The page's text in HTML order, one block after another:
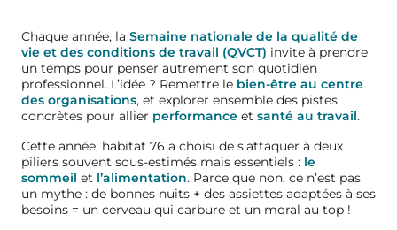
Chaque année, la Semaine nationale de la qualité de
vie et des conditions de travail (QVCT) invite à prendre
un temps pour penser autrement son quotidien
professionnel. L’idée ? Remettre le bien-être au centre
des organisations, et explorer ensemble des pistes
concrètes pour allier performance et santé au travail.
Cette année, habitat 76 a choisi de s’attaquer à deux
piliers souvent sous-estimés mais essentiels : le
sommeil et l’alimentation. Parce que non, ce n’est pas
un mythe : de bonnes nuits + des assiettes adaptées à ses
besoins = un cerveau qui carbure et un moral au top !